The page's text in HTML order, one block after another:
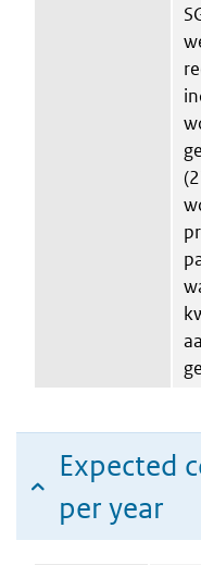
Expected
per year